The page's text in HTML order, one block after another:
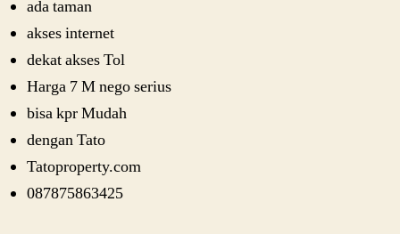
ada taman
akses internet
dekat akses Tol
Harga 7 M nego serius
bisa kpr Mudah
dengan Tato
Tatoproperty.com
087875863425